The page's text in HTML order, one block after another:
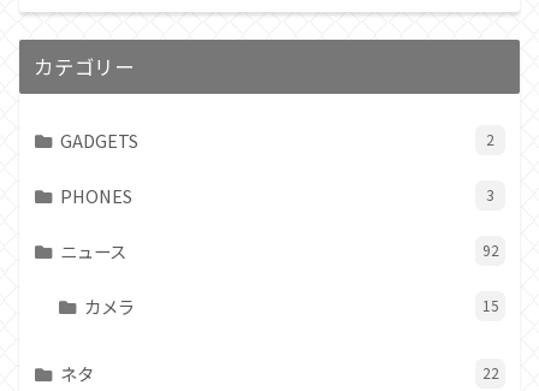
カテゴリー
GADGETS 2
PHONES 3
ニュース 92
カメラ 15
ネタ 22